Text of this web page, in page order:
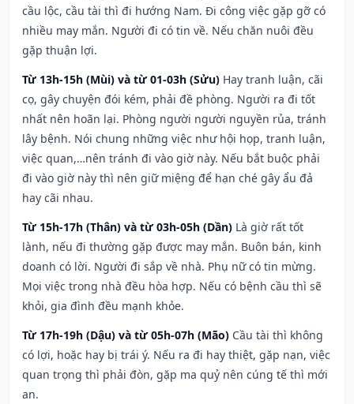
cầu lộc, cầu tài thì đi hướng Nam. Đi công việc gặp gỡ có
nhiều may mắn. Người đi có tin về. Nếu chăn nuôi đều
gặp thuận lợi.
Từ 13h-15h (Mùi) và từ 01-03h (Sửu) Hay tranh luận, cãi
cọ, gây chuyện đói kém, phải đề phòng. Người ra đi tốt
nhất nên hoãn lại. Phòng người người nguyền rủa, tránh
lây bệnh. Nói chung những việc như hội họp, tranh luận,
việc quan,…nên tránh đi vào giờ này. Nếu bắt buộc phải
đi vào giờ này thì nên giữ miệng để hạn ché gây ẩu đả
hay cãi nhau.
Từ 15h-17h (Thân) và từ 03h-05h (Dần) Là giờ rất tốt
lành, nếu đi thường gặp được may mắn. Buôn bán, kinh
doanh có lời. Người đi sắp về nhà. Phụ nữ có tin mừng.
Mọi việc trong nhà đều hòa hợp. Nếu có bệnh cầu thì sẽ
khỏi, gia đình đều mạnh khỏe.
Từ 17h-19h (Dậu) và từ 05h-07h (Mão) Cầu tài thì không
có lợi, hoặc hay bị trái ý. Nếu ra đi hay thiệt, gặp nạn, việc
quan trọng thì phải đòn, gặp ma quỷ nên cúng tế thì mới
an.